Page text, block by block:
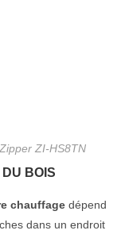
ZI-HS8TN
BOIS
chauffage dépend
dans un endroit